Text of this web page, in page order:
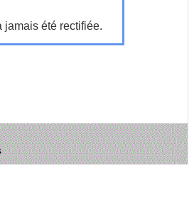
jamais été rectifiée.